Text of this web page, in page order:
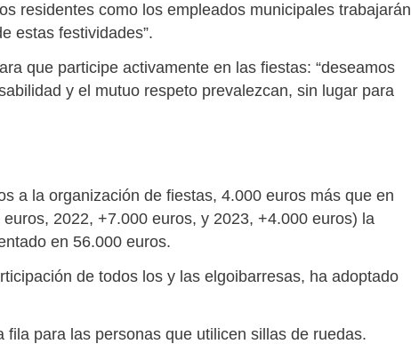
residentes como los empleados municipales trabajarán
estas festividades”.
que participe activamente en las fiestas: “deseamos
y el mutuo respeto prevalezcan, sin lugar para
a la organización de fiestas, 4.000 euros más que en
2022, +7.000 euros, y 2023, +4.000 euros) la
en 56.000 euros.
de todos los y las elgoibarresas, ha adoptado
para las personas que utilicen sillas de ruedas.